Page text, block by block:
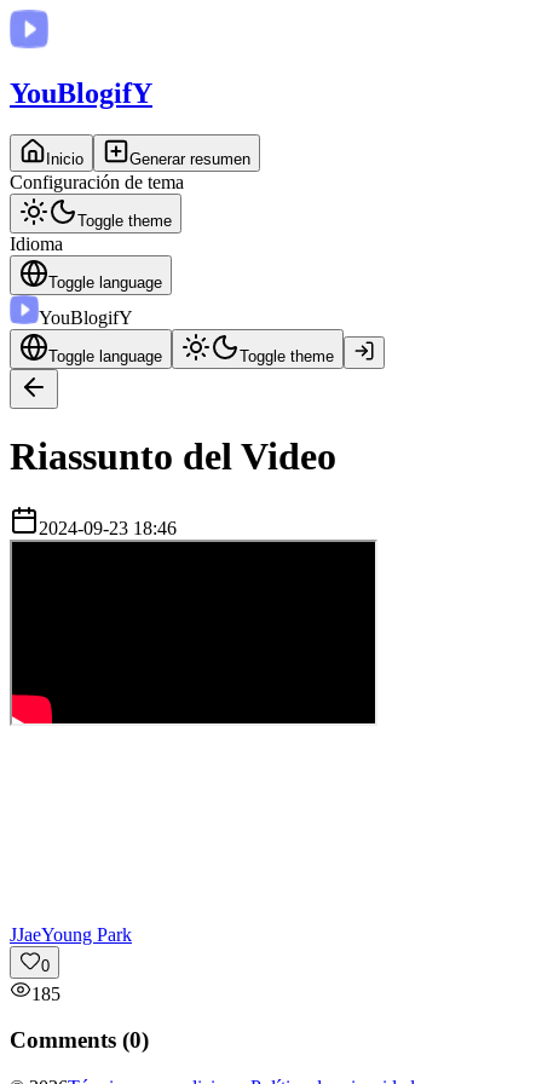
YouBlogifY
Inicio Generar resumen
Configuración de tema
Toggle theme
Idioma
Toggle language
YouBlogifY
Toggle language Toggle theme
Riassunto del Video
2024-09-23 18:46
JJaeYoung Park
0
185
Comments (0)